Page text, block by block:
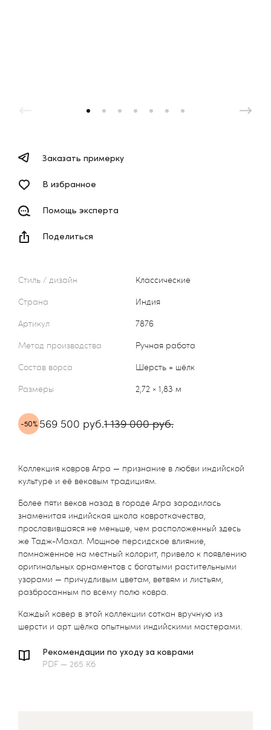
Стиль / дизайн
Классические
Страна
Индия
Артикул
7876
Метод производства
Ручная работа
Состав ворса
Шерсть + шёлк
Размеры
2,72 × 1,83 м
-50% 569 500 руб.1 139 000 руб.
Коллекция ковров Агра — признание в любви индийской
культуре и её вековым традициям.
Более пяти веков назад в городе Агра зародилась
знаменитая индийская школа ковроткачества,
прославившаяся не меньше, чем расположенный здесь
же Тадж-Махал. Мощное персидское влияние,
помноженное на местный колорит, привело к появлению
оригинальных орнаментов с богатыми растительными
узорами — причудливым цветам, ветвям и листьям,
разбросанным по всему полю ковра.
Каждый ковер в этой коллекции соткан вручную из
шерсти и арт шёлка опытными индийскими мастерами.
Рекомендации по уходу за коврами
PDF — 265 Кб
Заказать примерку
В избранное
Помощь эксперта
Поделиться